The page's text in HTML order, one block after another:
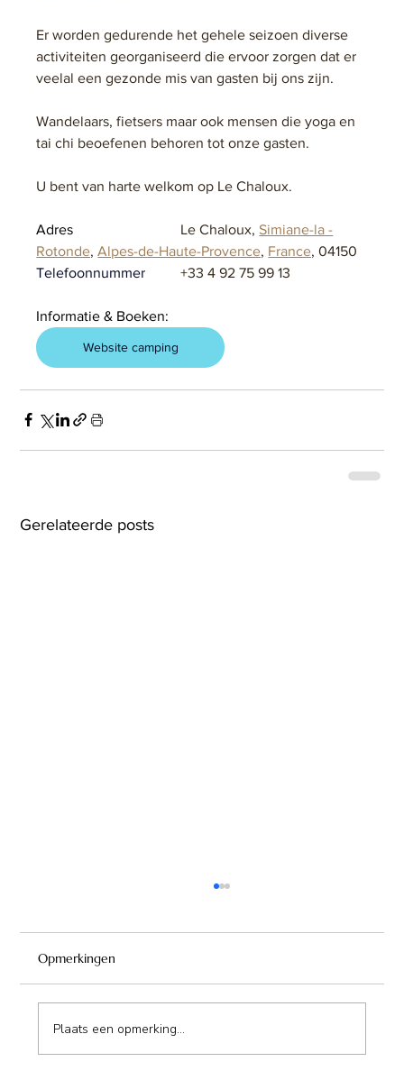
Er worden gedurende het gehele seizoen diverse
activiteiten georganiseerd die ervoor zorgen dat er
veelal een gezonde mis van gasten bij ons zijn.
Wandelaars, fietsers maar ook mensen die yoga en
tai chi beoefenen behoren tot onze gasten.
U bent van harte welkom op Le Chaloux.
Le Chaloux, Simiane-la -
Rotonde, Alpes-de-Haute-Provence, France, 04150
Telefoonnummer +33 4 92 75 99 13
Informatie & Boeken:
Website camping
Gerelateerde posts
Maison d'Hôte de Champmailay
Opmerkingen
Plaats een opmerking...